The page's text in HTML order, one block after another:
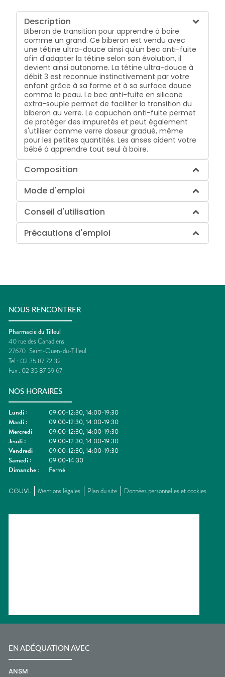
Description
Biberon de transition pour apprendre à boire
comme un grand. Ce biberon est vendu avec
une tétine ultra-douce ainsi qu'un bec anti-fuite
afin d'adapter la tétine selon son évolution, il
devient ainsi autonome. La tétine ultra-douce à
débit 3 est reconnue instinctivement par votre
enfant grâce à sa forme et à sa surface douce
comme la peau. Le bec anti-fuite en silicone
extra-souple permet de faciliter la transition du
biberon au verre. Le capuchon anti-fuite permet
de protéger des impuretés et peut également
s'utiliser comme verre doseur gradué, même
pour les petites quantités. Les anses aident votre
bébé à apprendre tout seul à boire.
Composition
Mode d'emploi
Conseil d'utilisation
Précautions d'emploi
NOUS RENCONTRER
Pharmacie du Tilleul
40 rue des Canadiens
27670 Saint-Ouen-du-Tilleul
Tel : 02 35 87 72 32
Fax : 02 35 87 59 67
NOS HORAIRES
Lundi :
09:00-12:30, 14:00-19:30
Mardi :
09:00-12:30, 14:00-19:30
Mercredi :
09:00-12:30, 14:00-19:30
Jeudi :
09:00-12:30, 14:00-19:30
Vendredi :
09:00-12:30, 14:00-19:30
Samedi :
09:00-14:30
Dimanche : Fermé
CGUVL Mentions légales Plan du site Données personnelles et cookies
EN ADÉQUATION AVEC
ANSM